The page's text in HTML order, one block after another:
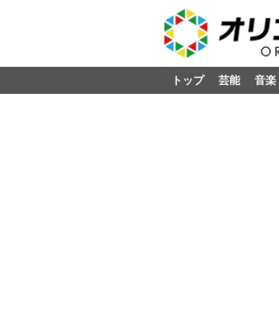
トップ 芸能 音楽